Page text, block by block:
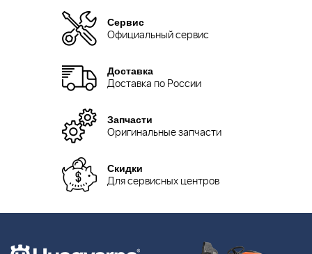
Сервис
Официальный сервис
Доставка
Доставка по России
Запчасти
Оригинальные запчасти
Скидки
Для сервисных центров